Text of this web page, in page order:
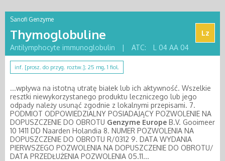
Sanofi Genzyme
Thymoglobuline
Lz
Antilymphocyte immunoglobulin
| ATC: L 04 AA 04
inf. [prosz. do przyg. roztw.]; 25 mg, 1 fiol.
...wpływa na istotną utratę białek lub ich aktywność. Wszelkie
resztki niewykorzystanego produktu leczniczego lub jego
odpady należy usunąć zgodnie z lokalnymi przepisami. 7.
PODMIOT ODPOWIEDZIALNY POSIADAJĄCY POZWOLENIE NA
DOPUSZCZENIE DO OBROTU Genzyme Europe B.V. Gooimeer
10 1411 DD Naarden Holandia 8. NUMER POZWOLENIA NA
DOPUSZCZENIE DO OBROTU R/0312 9. DATA WYDANIA
PIERWSZEGO POZWOLENIA NA DOPUSZCZENIE DO OBROTU/
DATA PRZEDŁUŻENIA POZWOLENIA 05.11...